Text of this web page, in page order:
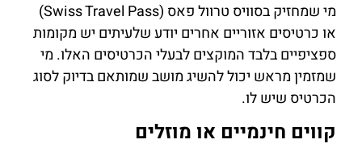
מי שמחזיק בסוויס טרוול פאס (Swiss Travel Pass)
או כרטיסים אזוריים אחרים יודע שלעיתים יש מקומות
ספציפיים בלבד המוקצים לבעלי הכרטיסים האלו. מי
שמזמין מראש יכול להשיג מושב שמותאם בדיוק לסוג
הכרטיס שיש לו.
קווים חינמיים או מוזלים